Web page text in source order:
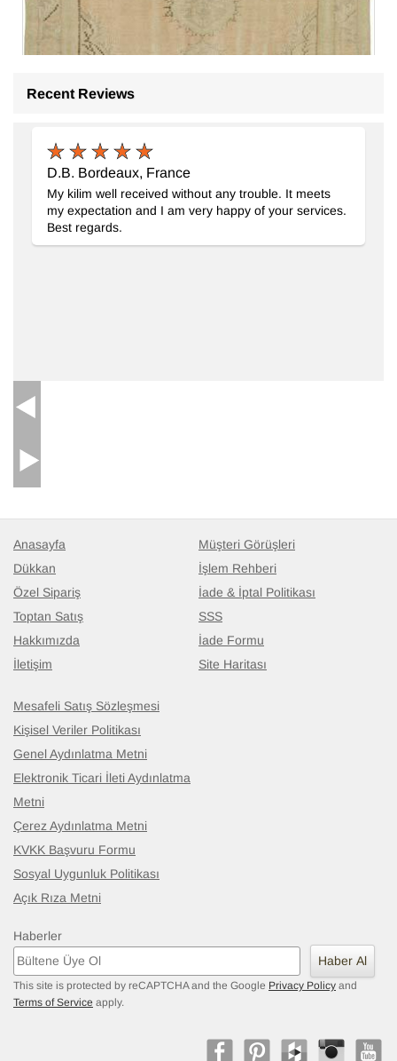
Recent Reviews
D.B. Bordeaux, France
My kilim well received without any trouble. It meets
my expectation and I am very happy of your services.
Best regards.
Anasayfa
Dükkan
Özel Sipariş
Toptan Satış
Hakkımızda
İletişim
Müşteri Görüşleri
İşlem Rehberi
İade & İptal Politikası
SSS
İade Formu
Site Haritası
Mesafeli Satış Sözleşmesi
Kişisel Veriler Politikası
Genel Aydınlatma Metni
Elektronik Ticari İleti Aydınlatma
Metni
Çerez Aydınlatma Metni
KVKK Başvuru Formu
Sosyal Uygunluk Politikası
Açık Rıza Metni
Haberler
Haber Al
This site is protected by reCAPTCHA and the Google Privacy Policy and
Terms of Service apply.